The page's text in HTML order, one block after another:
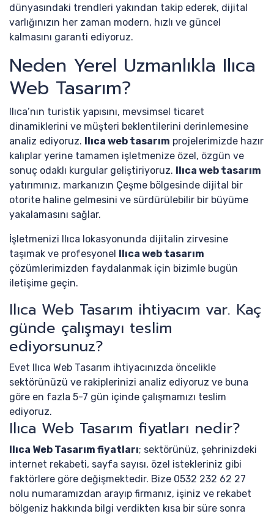
dünyasındaki trendleri yakından takip ederek, dijital
varlığınızın her zaman modern, hızlı ve güncel
kalmasını garanti ediyoruz.
Neden Yerel Uzmanlıkla Ilıca
Web Tasarım?
Ilıca’nın turistik yapısını, mevsimsel ticaret
dinamiklerini ve müşteri beklentilerini derinlemesine
analiz ediyoruz. Ilıca web tasarım projelerimizde hazır
kalıplar yerine tamamen işletmenize özel, özgün ve
sonuç odaklı kurgular geliştiriyoruz. Ilıca web tasarım
yatırımınız, markanızın Çeşme bölgesinde dijital bir
otorite haline gelmesini ve sürdürülebilir bir büyüme
yakalamasını sağlar.
İşletmenizi Ilıca lokasyonunda dijitalin zirvesine
taşımak ve profesyonel Ilıca web tasarım
çözümlerimizden faydalanmak için bizimle bugün
iletişime geçin.
Ilıca Web Tasarım ihtiyacım var. Kaç
günde çalışmayı teslim
ediyorsunuz?
Evet Ilıca Web Tasarım ihtiyacınızda öncelikle
sektörünüzü ve rakiplerinizi analiz ediyoruz ve buna
göre en fazla 5-7 gün içinde çalışmamızı teslim
ediyoruz.
Ilıca Web Tasarım fiyatları nedir?
Ilıca Web Tasarım fiyatları; sektörünüz, şehrinizdeki
internet rekabeti, sayfa sayısı, özel istekleriniz gibi
faktörlere göre değişmektedir. Bize 0532 232 62 27
nolu numaramızdan arayıp firmanız, işiniz ve rekabet
bölgeniz hakkında bilgi verdikten kısa bir süre sonra